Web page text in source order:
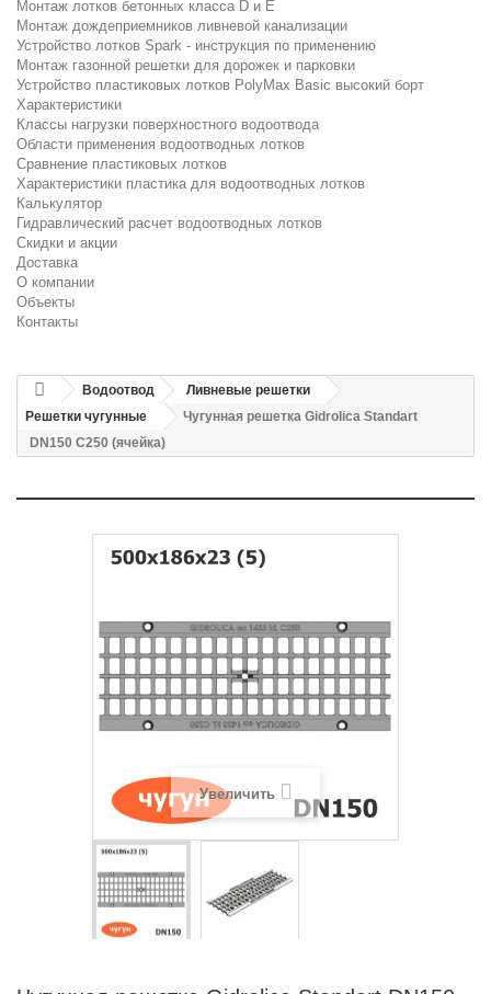
Монтаж лотков бетонных класса D и E
Монтаж дождеприемников ливневой канализации
Устройство лотков Spark - инструкция по применению
Монтаж газонной решетки для дорожек и парковки
Устройство пластиковых лотков PolyMax Basic высокий борт
Характеристики
Классы нагрузки поверхностного водоотвода
Области применения водоотводных лотков
Сравнение пластиковых лотков
Характеристики пластика для водоотводных лотков
Калькулятор
Гидравлический расчет водоотводных лотков
Скидки и акции
Доставка
О компании
Объекты
Контакты
Водоотвод
Ливневые решетки
Решетки чугунные
Чугунная решетка Gidrolica Standart
DN150 С250 (ячейка)
Увеличить